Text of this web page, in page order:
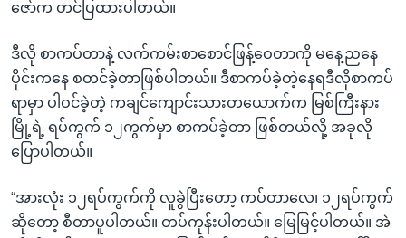
စာမျက်နှာ
သို့
ကျော်
ကြည့်
ရန်
ရှာဖွေ
ရန်
နေရာ
သုတပဒေသာ အင်္ဂလိပ်စာ
Learning English
ဗွီအိုအေ လူမှုကွန်ယက်များ
ဘာသာစကားများ
ဇော်က တင်ပြထားပါတယ်။
ဒီလို စာကပ်တာနဲ့ လက်ကမ်းစာစောင်ဖြန့်ဝေတာကို မနေ့ညနေ
ပိုင်းကနေ စတင်ခဲ့တာဖြစ်ပါတယ်။ ဒီစာကပ်ခဲ့တဲ့နေရဒီလိုစာကပ်
ရာမှာ ပါဝင်ခဲ့တဲ့ ကချင်ကျောင်းသားတယောက်က မြစ်ကြီးနား
မြို့ရဲ့ ရပ်ကွက် ၁၂ကွက်မှာ စာကပ်ခဲ့တာ ဖြစ်တယ်လို့ အခုလို
ပြောပါတယ်။
“အားလုံး ၁၂ရပ်ကွက်ကို လူခွဲပြီးတော့ ကပ်တာလေ၊ ၁၂ရပ်ကွက်
ဆိုတော့ စီတာပူပါတယ်။ တပ်ကုန်းပါတယ်။ မြေမြင့်ပါတယ်။ အဲ